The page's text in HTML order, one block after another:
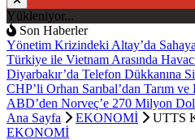
Yükleniyor...
Son Haberler
Yönetim Krizindeki Altay’da
Türkiye ile Vietnam Arasında
Diyarbakır’da Telefon Dükkanına
CHP’li Orhan Sarıbal’dan Tarım
ABD’den Norveç’e 270 Milyon
Ana Sayfa
EKONOMİ
UTTS
EKONOMİ